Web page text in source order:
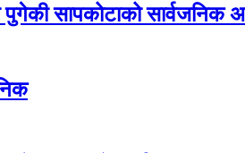
पुगेकी सापकोटाको सार्वजनिक